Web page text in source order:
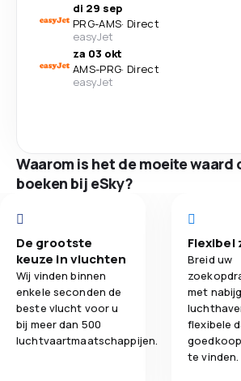
di 29 sep
PRG-AMS· Direct
easyJet
za 03 okt
AMS-PRG· Direct
easyJet
Waarom is het de moeite waard
boeken bij eSky?
De grootste
keuze in vluchten
Wij vinden binnen
enkele seconden de
beste vlucht voor u
bij meer dan 500
luchtvaartmaatschappijen.
Flexibel
Breid uw
met
flexibele
te vinden.